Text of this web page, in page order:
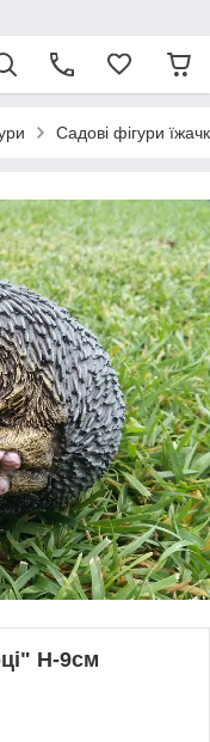
Садові фігури
H-9см